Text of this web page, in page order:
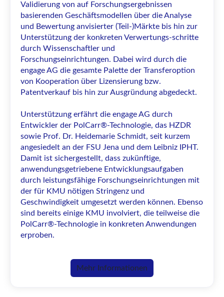
Validierung von auf Forschungsergebnissen
basierenden Geschäftsmodellen über die Analyse
und Bewertung anvisierter (Teil-)Märkte bis hin zur
Unterstützung der konkreten Verwertungs-schritte
durch Wissenschaftler und
Forschungseinrichtungen. Dabei wird durch die
engage AG die gesamte Palette der Transferoption
von Kooperation über Lizensierung bzw.
Patentverkauf bis hin zur Ausgründung abgedeckt.
Unterstützung erfährt die engage AG durch
Entwickler der PolCarr®-Technologie, das HZDR
sowie Prof. Dr. Heidemarie Schmidt, seit kurzem
angesiedelt an der FSU Jena und dem Leibniz IPHT.
Damit ist sichergestellt, dass zukünftige,
anwendungsgetriebene Entwicklungsaufgaben
durch leistungsfähige Forschungseinrichtungen mit
der für KMU nötigen Stringenz und
Geschwindigkeit umgesetzt werden können. Ebenso
sind bereits einige KMU involviert, die teilweise die
PolCarr®-Technologie in konkreten Anwendungen
erproben.
Mehr Informationen